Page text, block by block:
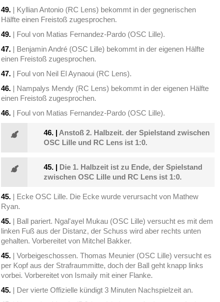
49. | Kyllian Antonio (RC Lens) bekommt in der gegnerischen
Hälfte einen Freistoß zugesprochen.
49. | Foul von Matias Fernandez-Pardo (OSC Lille).
47. | Benjamin André (OSC Lille) bekommt in der eigenen Hälfte
einen Freistoß zugesprochen.
47. | Foul von Neil El Aynaoui (RC Lens).
46. | Nampalys Mendy (RC Lens) bekommt in der eigenen Hälfte
einen Freistoß zugesprochen.
46. | Foul von Matias Fernandez-Pardo (OSC Lille).
46. | Anstoß 2. Halbzeit. der Spielstand zwischen
OSC Lille und RC Lens ist 1:0.
45. | Die 1. Halbzeit ist zu Ende, der Spielstand
zwischen OSC Lille und RC Lens ist 1:0.
45. | Ecke OSC Lille. Die Ecke wurde verursacht von Mathew
Ryan.
45. | Ball pariert. Ngal'ayel Mukau (OSC Lille) versucht es mit dem
linken Fuß aus der Distanz, der Schuss wird aber rechts unten
gehalten. Vorbereitet von Mitchel Bakker.
45. | Vorbeigeschossen. Thomas Meunier (OSC Lille) versucht es
per Kopf aus der Strafraummitte, doch der Ball geht knapp links
vorbei. Vorbereitet von Ismaily mit einer Flanke.
45. | Der vierte Offizielle kündigt 3 Minuten Nachspielzeit an.